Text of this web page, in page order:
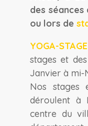
des
ou lors de
YOGA-STAGE
stages et
Janvier à mi-
Nos stages
déroulent à
centre du